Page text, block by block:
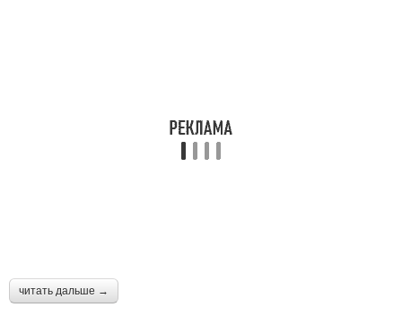
читать дальше →